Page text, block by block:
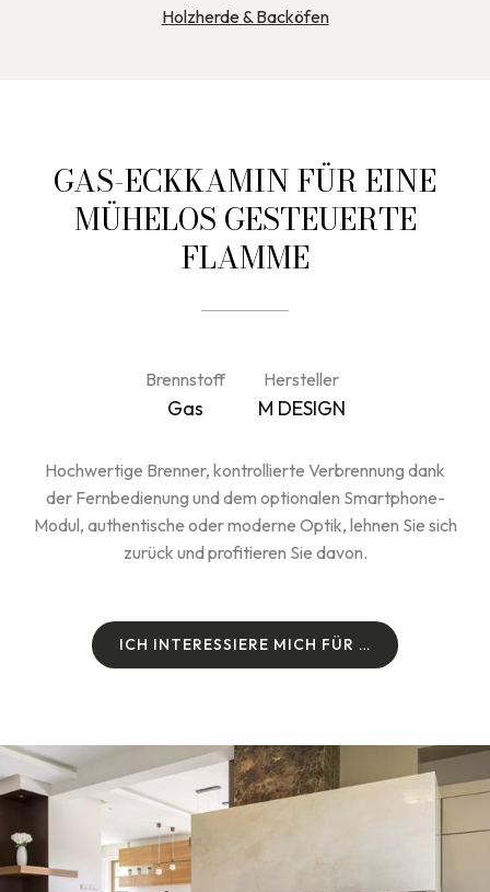
Holzherde & Backöfen
GAS-ECKKAMIN FÜR EINE
MÜHELOS GESTEUERTE
FLAMME
Brennstoff
Gas
Hersteller
M DESIGN
Hochwertige Brenner, kontrollierte Verbrennung dank
der Fernbedienung und dem optionalen Smartphone-
Modul, authentische oder moderne Optik, lehnen Sie sich
zurück und profitieren Sie davon.
ICH INTERESSIERE MICH FÜR …
ICH INTERESSIERE MICH FÜR …